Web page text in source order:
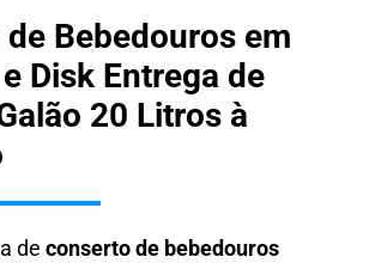
Bebedouros em
Disk Entrega de
20 Litros à
de conserto de bebedouros